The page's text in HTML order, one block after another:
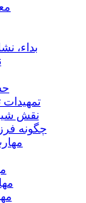
بداء،
تمهیدات
نقش
چگونه